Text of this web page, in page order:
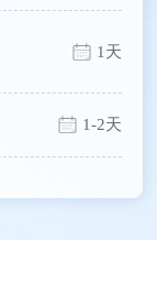
1天
1-2天